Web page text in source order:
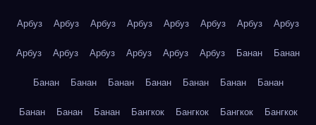
Арбуз Арбуз Арбуз Арбуз Арбуз Арбуз Арбуз Арбуз
Арбуз Арбуз Арбуз Арбуз Арбуз Арбуз Банан Банан
Банан Банан Банан Банан Банан Банан Банан
Банан Банан Банан Бангкок Бангкок Бангкок Бангкок